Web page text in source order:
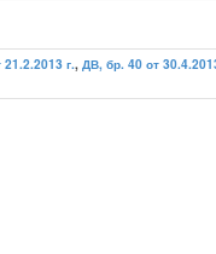
г., ДВ, бр. 40 от